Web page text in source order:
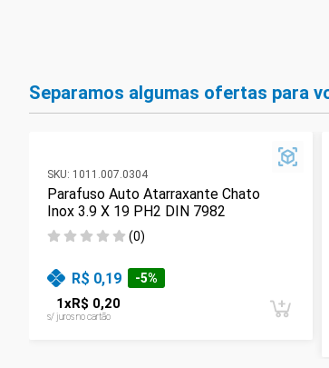
Separamos algumas ofertas para
SKU: 1011.007.0304
Parafuso Auto Atarraxante Chato
Inox 3.9 X 19 PH2 DIN 7982
(0)
R$ 0,19 -5%
1xR$ 0,20
s/ juros no cartão